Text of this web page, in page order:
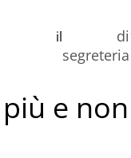
di
segreteria
il
e